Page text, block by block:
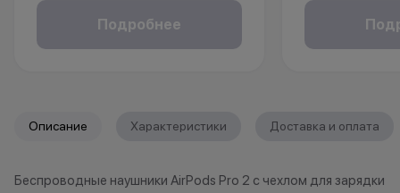
Покупайте технику и аксессуары,
За покупки начисляются бонусные
Подробнее
клиентов от 18
Описание Характеристики Доставка и оплата
Беспроводные наушники AirPods Pro 2 с чехлом для зарядки